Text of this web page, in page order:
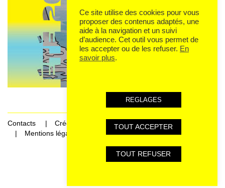
Contacts
Crédits
Mentions légales et données personnelles
Ce site utilise des cookies pour vous
proposer des contenus adaptés, une
aide à la navigation et un suivi
d’audience. Cet outil vous permet de
les accepter ou de les refuser. En
savoir plus.
REGLAGES
TOUT ACCEPTER
TOUT REFUSER